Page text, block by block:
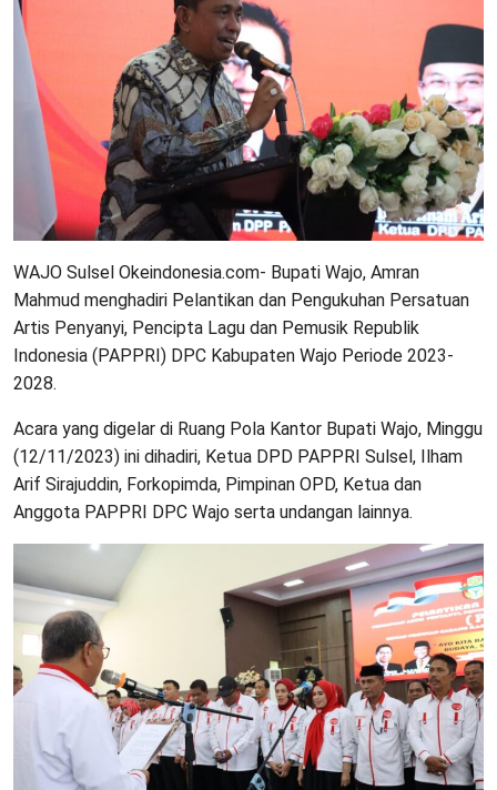
WAJO Sulsel Okeindonesia.com- Bupati Wajo, Amran
Mahmud menghadiri Pelantikan dan Pengukuhan Persatuan
Artis Penyanyi, Pencipta Lagu dan Pemusik Republik
Indonesia (PAPPRI) DPC Kabupaten Wajo Periode 2023-
2028.
Acara yang digelar di Ruang Pola Kantor Bupati Wajo, Minggu
(12/11/2023) ini dihadiri, Ketua DPD PAPPRI Sulsel, Ilham
Arif Sirajuddin, Forkopimda, Pimpinan OPD, Ketua dan
Anggota PAPPRI DPC Wajo serta undangan lainnya.